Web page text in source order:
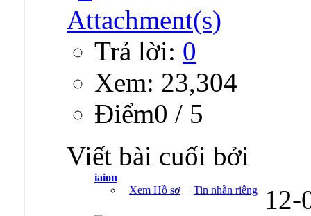
Trả lời: 0
Xem: 23,304
Ðiểm0 / 5
Viết bài cuối bởi
iaion
Xem Hồ sơ
Tin nhắn riêng